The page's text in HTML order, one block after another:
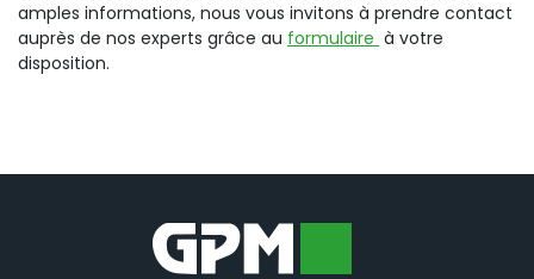
amples informations, nous vous invitons à prendre contact
auprès de nos experts grâce au formulaire à votre
disposition.